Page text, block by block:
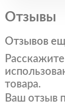
Отзывы
Отзывов
товара.
Ваш отзыв